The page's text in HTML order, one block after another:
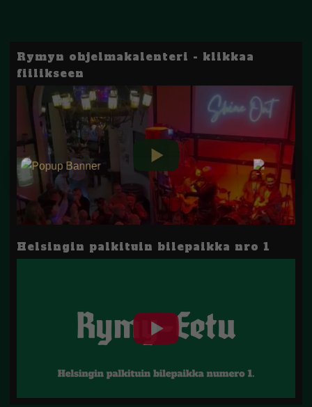
Rymyn ohjelmakalenteri - klikkaa
fiilikseen
Helsingin palkituin bilepaikka nro 1